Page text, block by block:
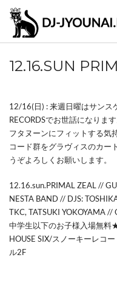
12.16.SUN
12/16(日) : 来週日曜はサンス
RECORDSでお世話になりま
フタヌーンにフィットする気
コード群をグラヴィスのカー
うぞよろしくお願いします。
12.16.sun.PRIMAL ZEAL //
NESTA BAND // DJS:
TKC, TATSUKI YOKOYAMA
中学生以下のお子様入場無
HOUSE SIX/スノーキーレコ
ル2F